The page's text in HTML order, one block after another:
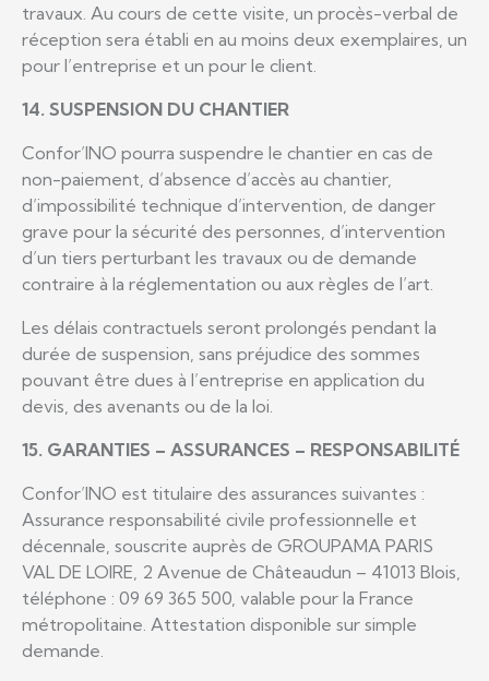
travaux. Au cours de cette visite, un procès-verbal de
réception sera établi en au moins deux exemplaires, un
pour l’entreprise et un pour le client.
14. SUSPENSION DU CHANTIER
Confor’INO pourra suspendre le chantier en cas de
non-paiement, d’absence d’accès au chantier,
d’impossibilité technique d’intervention, de danger
grave pour la sécurité des personnes, d’intervention
d’un tiers perturbant les travaux ou de demande
contraire à la réglementation ou aux règles de l’art.
Les délais contractuels seront prolongés pendant la
durée de suspension, sans préjudice des sommes
pouvant être dues à l’entreprise en application du
devis, des avenants ou de la loi.
15. GARANTIES – ASSURANCES – RESPONSABILITÉ
Confor’INO est titulaire des assurances suivantes :
Assurance responsabilité civile professionnelle et
décennale, souscrite auprès de GROUPAMA PARIS
VAL DE LOIRE, 2 Avenue de Châteaudun – 41013 Blois,
téléphone : 09 69 365 500, valable pour la France
métropolitaine. Attestation disponible sur simple
demande.